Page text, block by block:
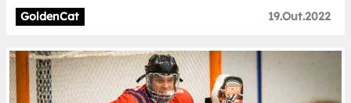
GoldenCat
19.Out.2022